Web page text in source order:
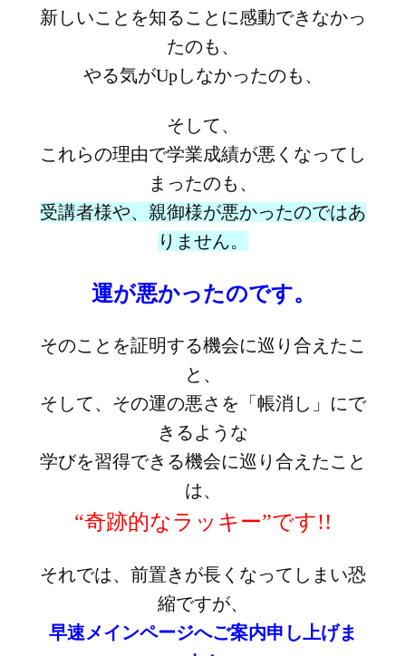
新しいことを知ることに感動できなかっ
たのも、
やる気がUpしなかったのも、
そして、
これらの理由で学業成績が悪くなってし
まったのも、
受講者様や、親御様が悪かったのではあ
りません。
運が悪かったのです。
そのことを証明する機会に巡り合えたこ
と、
そして、その運の悪さを「帳消し」にで
きるような
学びを習得できる機会に巡り合えたこと
は、
“奇跡的なラッキー”です!!
それでは、前置きが長くなってしまい恐
縮ですが、
早速メインページへご案内申し上げま